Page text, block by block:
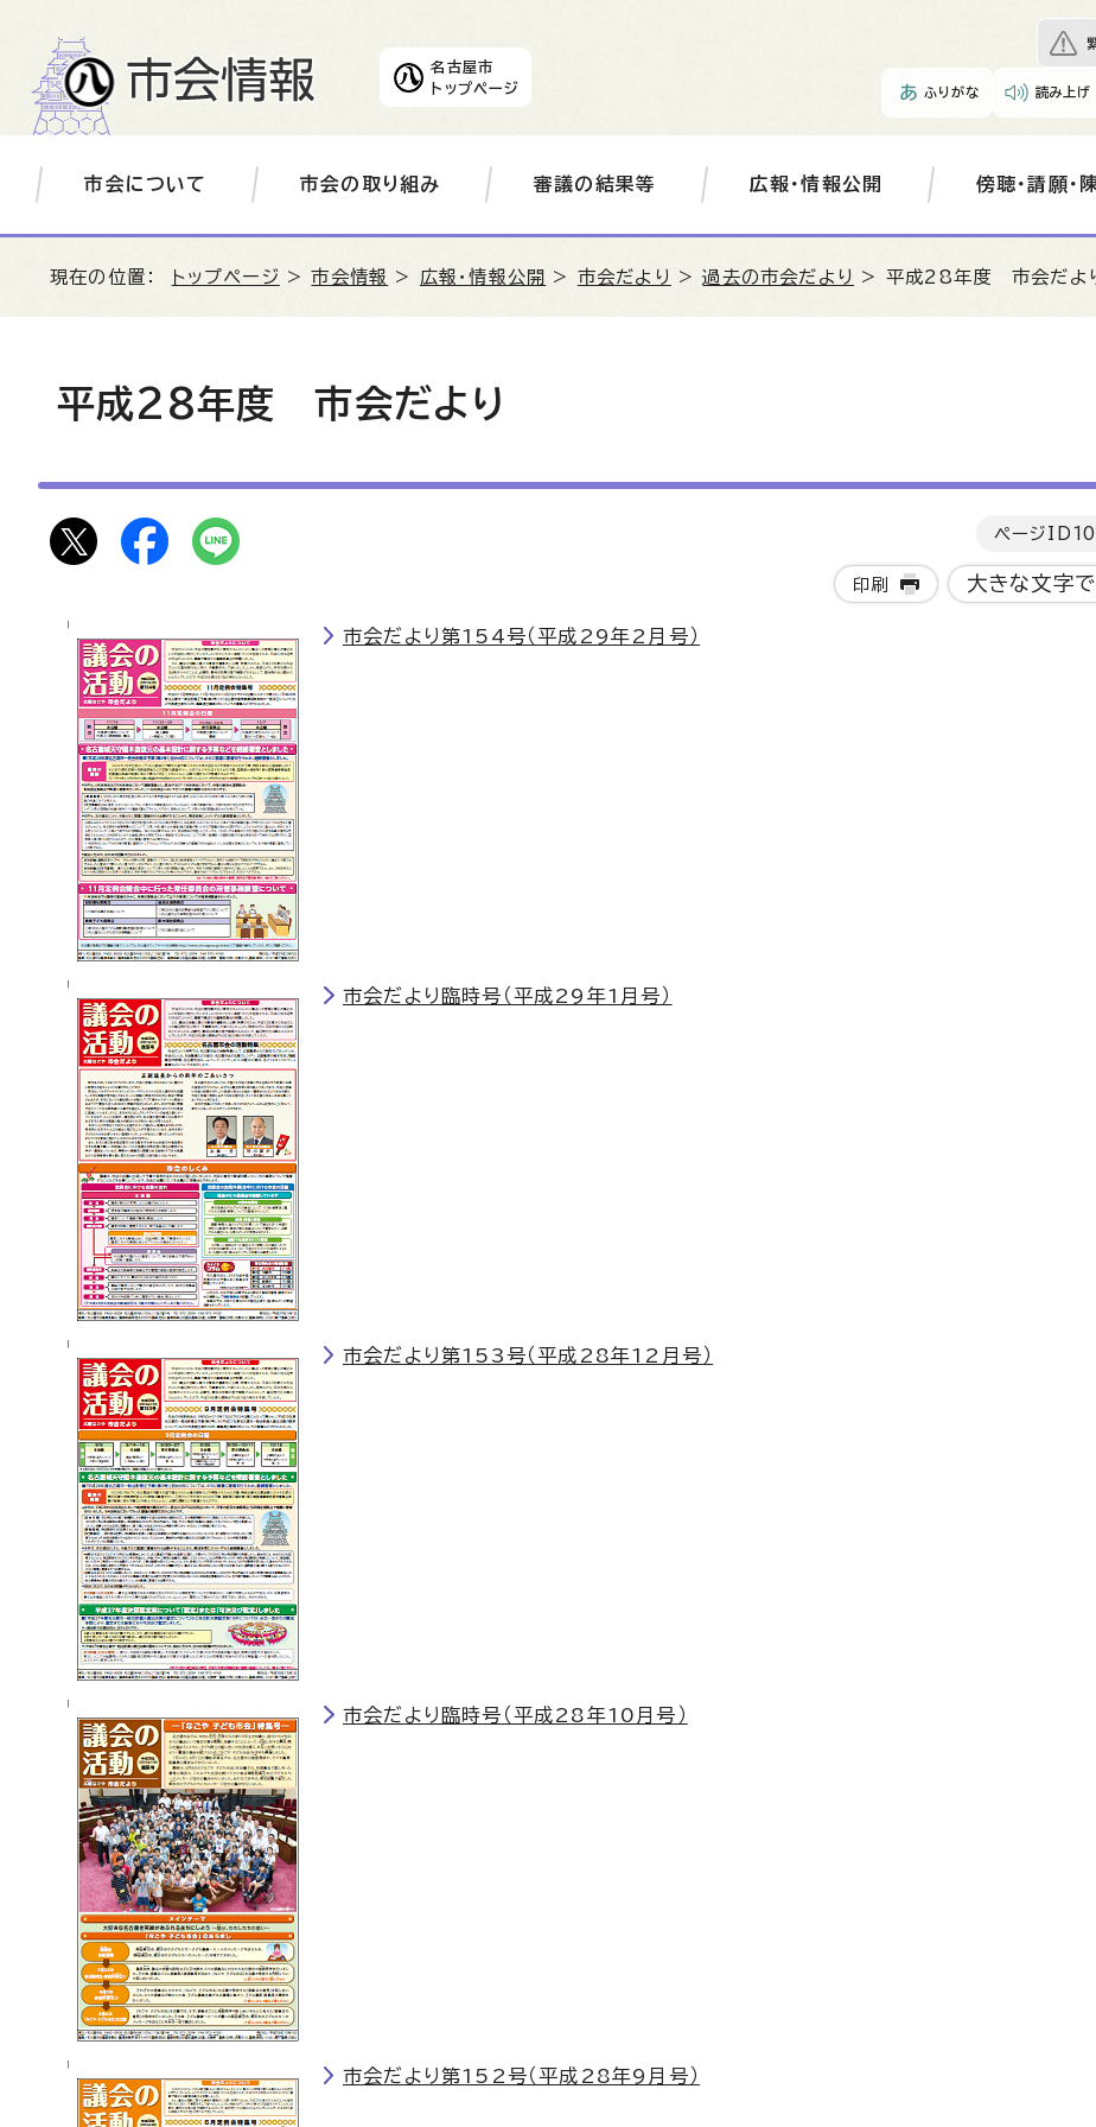
名古屋市
トップページ
ふりがな 読み上げ
市会について 市会の取り組み 審議の結果等 広報・情報公開 傍聴・請願・
現在の位置： トップページ >市会情報 > 広報・情報公開 > 市会だより >過去の市会だより > 平成28年度 市会だよ
平成28年度 市会だより
ページID
印刷 大きな文字
市会だより第154号（平成29年2月号）
市会だより臨時号（平成29年1月号）
市会だより第153号（平成28年12月号）
市会だより臨時号（平成28年10月号）
市会だより第152号（平成28年9月号）